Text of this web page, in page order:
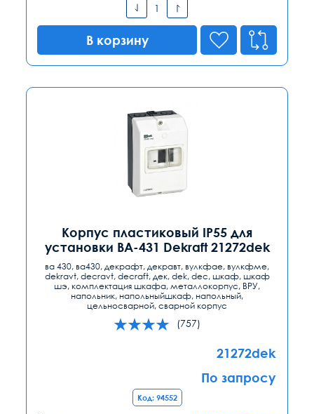
В корзину
Корпус пластиковый IP55 для
установки ВА-431 Dekraft 21272dek
ва 430, ва430, декрафт, декравт, вулкфае, вулкфме,
dekravt, decravt, decraft, дек, dek, dec, шкаф, шкаф
шэ, комплектация шкафа, металлокорпус, ВРУ,
напольник, напольныйшкаф, напольный,
цельносварной, сварной корпус
(757)
21272dek
По запросу
Код: 94552